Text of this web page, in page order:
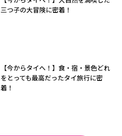
三つ子の大冒険に密着！
【今からタイへ！】食・宿・景色どれ
をとっても最高だったタイ旅行に密
着！